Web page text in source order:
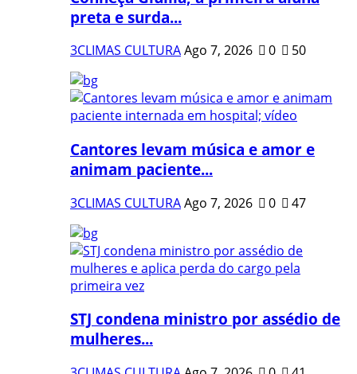
preta e surda...
3CLIMAS CULTURAAgo 7, 2026 0 50
Cantores levam música e amor e
animam paciente...
3CLIMAS CULTURAAgo 7, 2026 0 47
STJ condena ministro por assédio de
mulheres...